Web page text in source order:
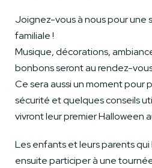
Joignez-vous à nous pour une
familiale !
Musique, décorations,
bonbons seront au rendez-
Ce sera aussi un moment pour
sécurité et quelques conseils
vivront leur premier Halloween
Les enfants et leurs parents
ensuite participer à une